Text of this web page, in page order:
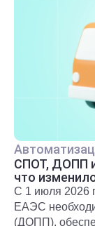
СПОТ, ДОПП
что
С 1 июля 2026
ЕАЭС
(ДОПП),